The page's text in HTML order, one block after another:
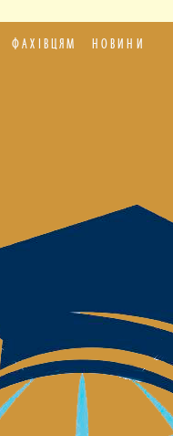
ФАХІВЦЯМ
НОВИНИ